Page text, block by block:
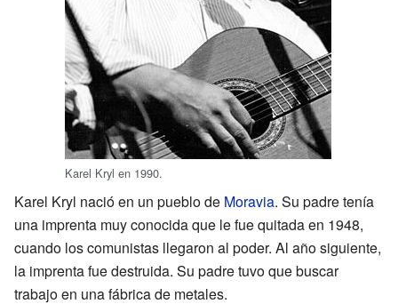
Karel Kryl en 1990.
Karel Kryl nació en un pueblo de Moravia. Su padre tenía
una imprenta muy conocida que le fue quitada en 1948,
cuando los comunistas llegaron al poder. Al año siguiente,
la imprenta fue destruida. Su padre tuvo que buscar
trabajo en una fábrica de metales.